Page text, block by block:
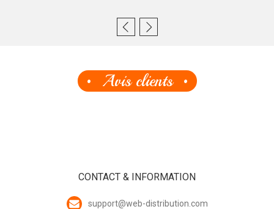
Avis clients
CONTACT & INFORMATION
support@web-distribution.com